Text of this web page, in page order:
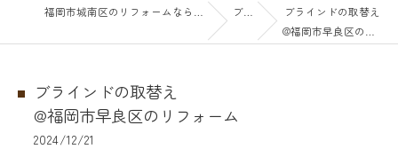
ブログ
ブラインドの取替え
@福岡市早良区のリフォーム
ブラインドの取替え
@福岡市早良区のリフォーム
2024/12/21